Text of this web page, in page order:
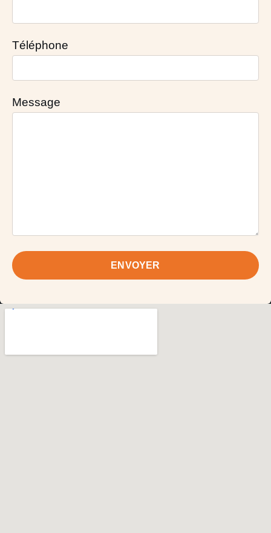
Téléphone
Message
ENVOYER